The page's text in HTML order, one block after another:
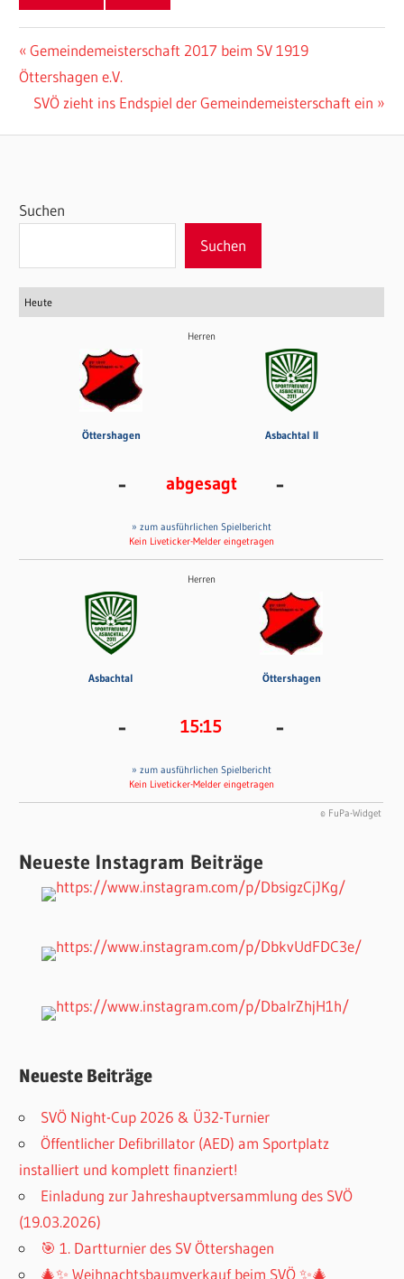
Beitragsnavigation
Vorheriger
Beitrag:
Gemeindemeisterschaft 2017 beim SV 1919
Öttershagen e.V.
Nächster
SVÖ zieht ins Endspiel der Gemeindemeisterschaft ein
Suchen
Suchen
Heute
Herren
Öttershagen Asbachtal II
- abgesagt -
» zum ausführlichen Spielbericht
Kein Liveticker-Melder eingetragen
Herren
Asbachtal Öttershagen
- 15:15 -
» zum ausführlichen Spielbericht
Kein Liveticker-Melder eingetragen
© FuPa-Widget
Neueste Instagram Beiträge
Neueste Beiträge
SVÖ Night-Cup 2026 & Ü32-Turnier
Öffentlicher Defibrillator (AED) am Sportplatz
installiert und komplett finanziert!
Einladung zur Jahreshauptversammlung des SVÖ
(19.03.2026)
🎯 1. Dartturnier des SV Öttershagen
🎄✨ Weihnachtsbaumverkauf beim SVÖ ✨🎄